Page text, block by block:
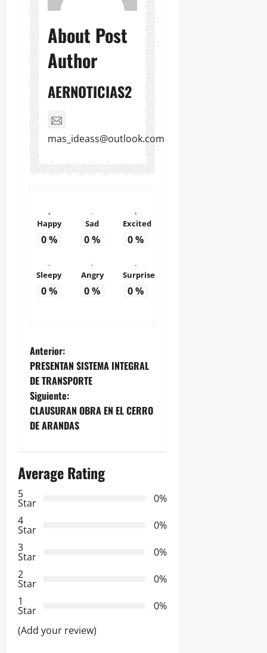
About Post
Author
AERNOTICIAS2
mas_ideass@outlook.com
Happy
0%
Sad
0%
Excited
0%
Sleepy
0%
Angry
0%
Surprise
0%
N
a
v
e
a
c
i
ó
n
d
e
Anterior:
PRESENTAN SISTEMA INTEGRAL
DE TRANSPORTE
Siguiente:
CLAUSURAN OBRA EN EL CERRO
DE ARANDAS
Average Rating
5
Star
0%
4
Star
0%
3
Star
0%
2
Star
0%
1
Star
0%
(Add your review)